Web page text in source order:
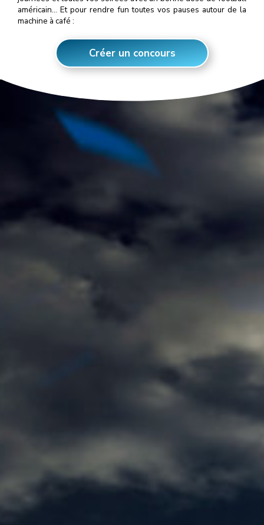
américain… Et pour rendre fun toutes vos pauses autour de la
machine à café :
Créer un concours